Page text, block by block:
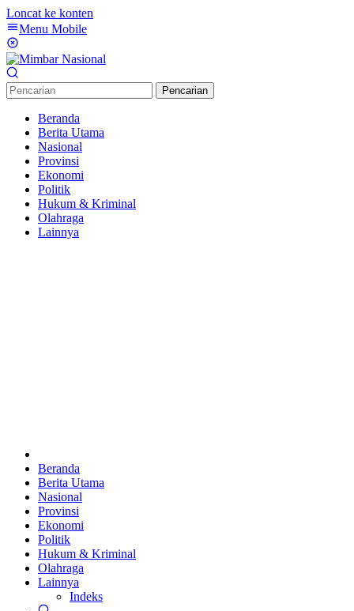
Loncat ke konten
Menu Mobile
Pencarian
Beranda
Berita Utama
Nasional
Provinsi
Ekonomi
Politik
Hukum & Kriminal
Olahraga
Lainnya
Beranda
Berita Utama
Nasional
Provinsi
Ekonomi
Politik
Hukum & Kriminal
Olahraga
Lainnya
Indeks